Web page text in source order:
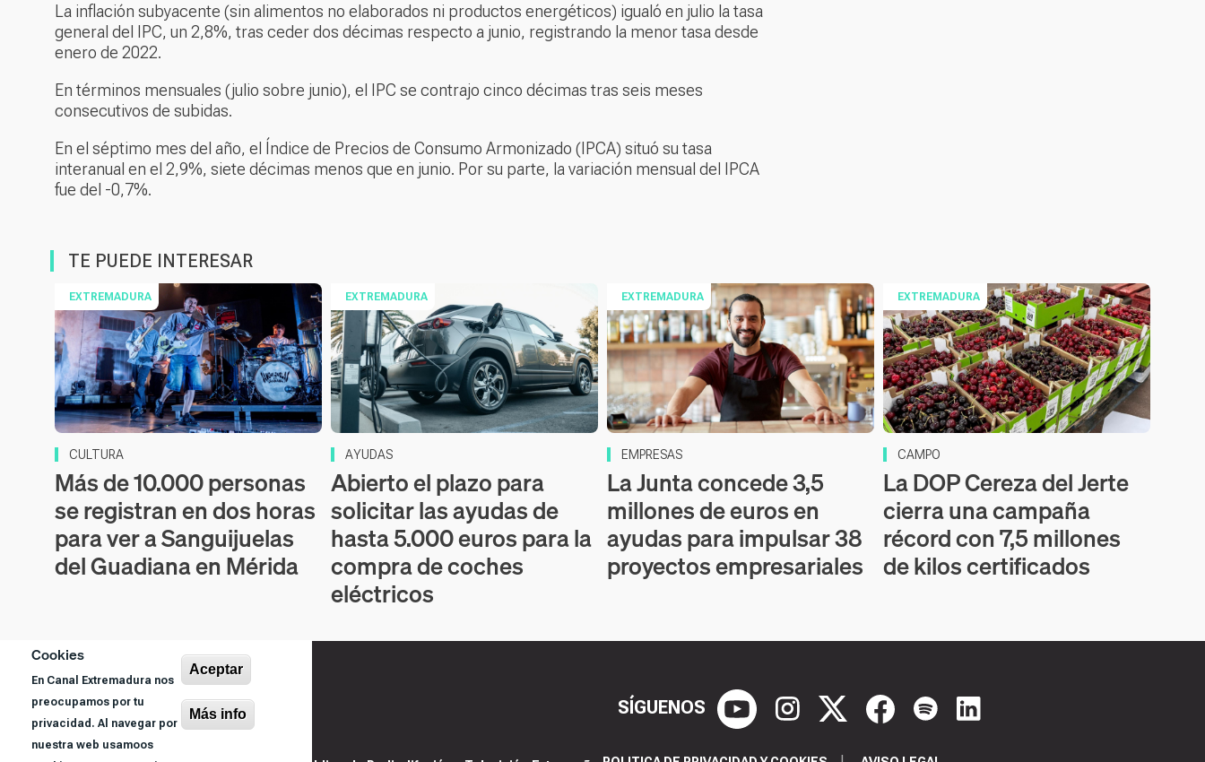
Cookies
En Canal Extremadura nos
preocupamos por tu
privacidad. Al navegar por
nuestra web usamoos
Aceptar
Más info
La inflación subyacente (sin alimentos no elaborados ni productos energéticos) igualó en julio la tasa
general del IPC, un 2,8%, tras ceder dos décimas respecto a junio, registrando la menor tasa desde
enero de 2022.
En términos mensuales (julio sobre junio), el IPC se contrajo cinco décimas tras seis meses
consecutivos de subidas.
En el séptimo mes del año, el Índice de Precios de Consumo Armonizado (IPCA) situó su tasa
interanual en el 2,9%, siete décimas menos que en junio. Por su parte, la variación mensual del IPCA
fue del -0,7%.
TE PUEDE INTERESAR
EXTREMADURA
CULTURA
Más de 10.000 personas
se registran en dos horas
para ver a Sanguijuelas
del Guadiana en Mérida
EXTREMADURA
AYUDAS
Abierto el plazo para
solicitar las ayudas de
hasta 5.000 euros para la
compra de coches
eléctricos
EXTREMADURA
EMPRESAS
La Junta concede 3,5
millones de euros en
ayudas para impulsar 38
proyectos empresariales
EXTREMADURA
CAMPO
La DOP Cereza del Jerte
cierra una campaña
récord con 7,5 millones
de kilos certificados
SÍGUENOS